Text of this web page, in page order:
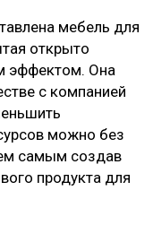
мебель для
открыто
эффектом. Она
с компанией
можно без
самым создав
продукта для